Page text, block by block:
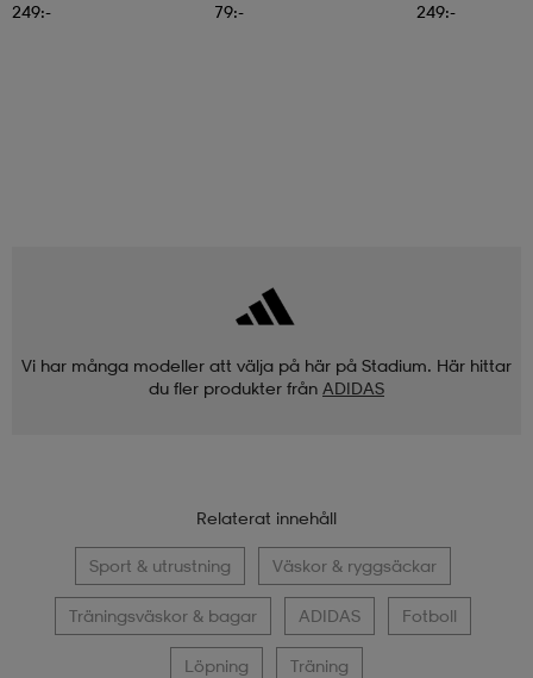
249:- 79:- 249:-
Vi har många modeller att välja på här på Stadium. Här hittar
du fler produkter från ADIDAS
Relaterat innehåll
Sport & utrustning Väskor & ryggsäckar
Träningsväskor & bagar ADIDAS Fotboll
Löpning Träning